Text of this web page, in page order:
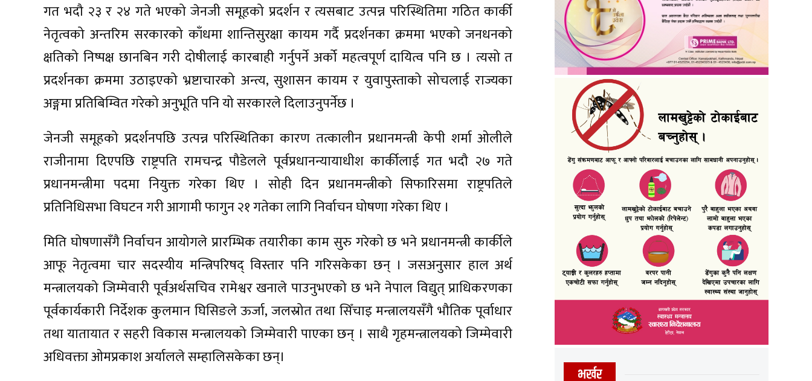
गत भदौ २३ र २४ गते भएको जेनजी समूहको प्रदर्शन र त्यसबाट उत्पन्न परिस्थितिमा गठित कार्की
नेतृत्वको अन्तरिम सरकारको काँधमा शान्तिसुरक्षा कायम गर्दै प्रदर्शनका क्रममा भएको जनधनको
क्षतिको निष्पक्ष छानबिन गरी दोषीलाई कारबाही गर्नुपर्ने अर्को महत्वपूर्ण दायित्व पनि छ । त्यसो त
प्रदर्शनका क्रममा उठाइएको भ्रष्टाचारको अन्त्य, सुशासन कायम र युवापुस्ताको सोचलाई राज्यका
अङ्गमा प्रतिबिम्वित गरेको अनुभूति पनि यो सरकारले दिलाउनुपर्नेछ ।
जेनजी समूहको प्रदर्शनपछि उत्पन्न परिस्थितिका कारण तत्कालीन प्रधानमन्त्री केपी शर्मा ओलीले
राजीनामा दिएपछि राष्ट्रपति रामचन्द्र पौडेलले पूर्वप्रधानन्यायाधीश कार्कीलाई गत भदौ २७ गते
प्रधानमन्त्रीमा पदमा नियुक्त गरेका थिए । सोही दिन प्रधानमन्त्रीको सिफारिसमा राष्ट्रपतिले
प्रतिनिधिसभा विघटन गरी आगामी फागुन २१ गतेका लागि निर्वाचन घोषणा गरेका थिए ।
मिति घोषणासँगै निर्वाचन आयोगले प्रारम्भिक तयारीका काम सुरु गरेको छ भने प्रधानमन्त्री कार्कीले
आफू नेतृत्वमा चार सदस्यीय मन्त्रिपरिषद् विस्तार पनि गरिसकेका छन् । जसअनुसार हाल अर्थ
मन्त्रालयको जिम्मेवारी पूर्वअर्थसचिव रामेश्वर खनाले पाउनुभएको छ भने नेपाल विद्युत् प्राधिकरणका
पूर्वकार्यकारी निर्देशक कुलमान घिसिङले ऊर्जा, जलस्रोत तथा सिँचाइ मन्त्रालयसँगै भौतिक पूर्वाधार
तथा यातायात र सहरी विकास मन्त्रालयको जिम्मेवारी पाएका छन् । साथै गृहमन्त्रालयको जिम्मेवारी
अधिवक्ता ओमप्रकाश अर्यालले सम्हालिसकेका छन्।
भर्खर